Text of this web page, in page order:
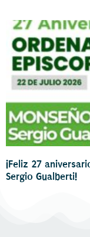
¡Feliz 27
Sergio Gualberti!